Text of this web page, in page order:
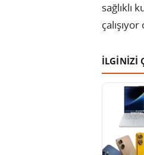
sağlıklı
çalışıyor
İLGİNİZİ